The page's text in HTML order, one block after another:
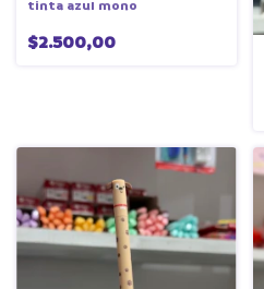
tinta azul mono
$2.500,00